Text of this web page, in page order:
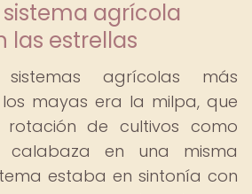
sistema agrícola
las estrellas
agrícolas más
mayas era la milpa, que
de cultivos como
calabaza en una misma
estaba en sintonía con